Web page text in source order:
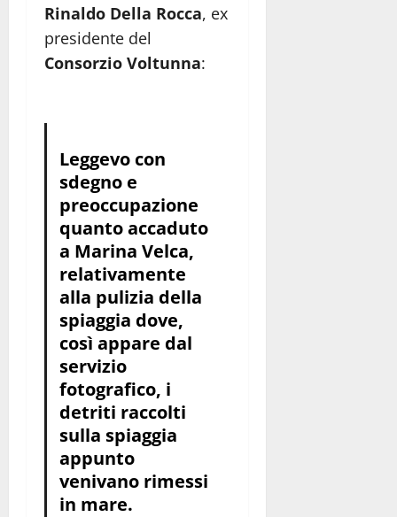
Rinaldo Della Rocca, ex
presidente del
Consorzio Voltunna:
Leggevo con
sdegno e
preoccupazione
quanto accaduto
a Marina Velca,
relativamente
alla pulizia della
spiaggia dove,
così appare dal
servizio
fotografico, i
detriti raccolti
sulla spiaggia
appunto
venivano rimessi
in mare.